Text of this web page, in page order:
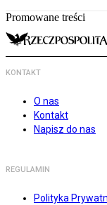
Promowane treści
KONTAKT
O nas
Kontakt
Napisz do nas
REGULAMIN
Polityka